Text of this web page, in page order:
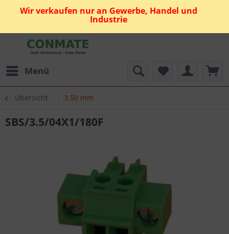
Wir verkaufen nur an Gewerbe, Handel und
Industrie
Menü
Übersicht 3.50 mm
SBS/3.5/04X1/180F